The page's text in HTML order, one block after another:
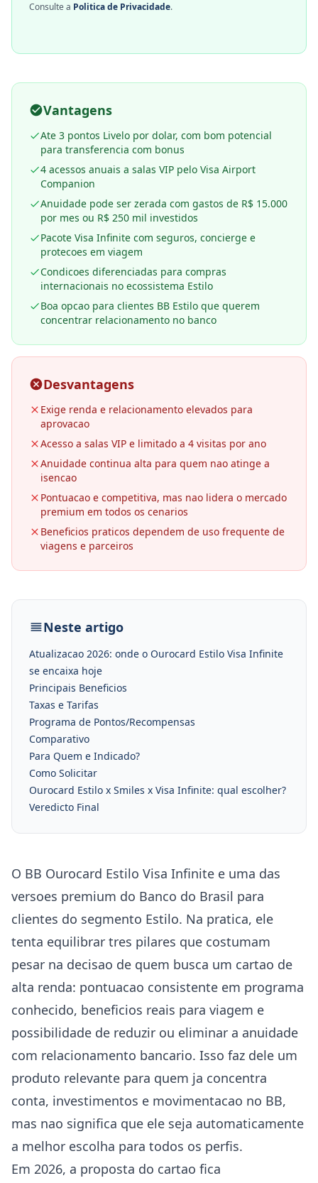
Consulte a Politica de Privacidade.
Vantagens
Ate 3 pontos Livelo por dolar, com bom potencial
para transferencia com bonus
4 acessos anuais a salas VIP pelo Visa Airport
Companion
Anuidade pode ser zerada com gastos de R$ 15.000
por mes ou R$ 250 mil investidos
Pacote Visa Infinite com seguros, concierge e
protecoes em viagem
Condicoes diferenciadas para compras
internacionais no ecossistema Estilo
Boa opcao para clientes BB Estilo que querem
concentrar relacionamento no banco
Desvantagens
Exige renda e relacionamento elevados para
aprovacao
Acesso a salas VIP e limitado a 4 visitas por ano
Anuidade continua alta para quem nao atinge a
isencao
Pontuacao e competitiva, mas nao lidera o mercado
premium em todos os cenarios
Beneficios praticos dependem de uso frequente de
viagens e parceiros
Neste artigo
Atualizacao 2026: onde o Ourocard Estilo Visa Infinite
se encaixa hoje
Principais Beneficios
Taxas e Tarifas
Programa de Pontos/Recompensas
Comparativo
Para Quem e Indicado?
Como Solicitar
Ourocard Estilo x Smiles x Visa Infinite: qual escolher?
Veredicto Final
O BB Ourocard Estilo Visa Infinite e uma das
versoes premium do Banco do Brasil para
clientes do segmento Estilo. Na pratica, ele
tenta equilibrar tres pilares que costumam
pesar na decisao de quem busca um cartao de
alta renda: pontuacao consistente em programa
conhecido, beneficios reais para viagem e
possibilidade de reduzir ou eliminar a anuidade
com relacionamento bancario. Isso faz dele um
produto relevante para quem ja concentra
conta, investimentos e movimentacao no BB,
mas nao significa que ele seja automaticamente
a melhor escolha para todos os perfis.
Em 2026, a proposta do cartao fica